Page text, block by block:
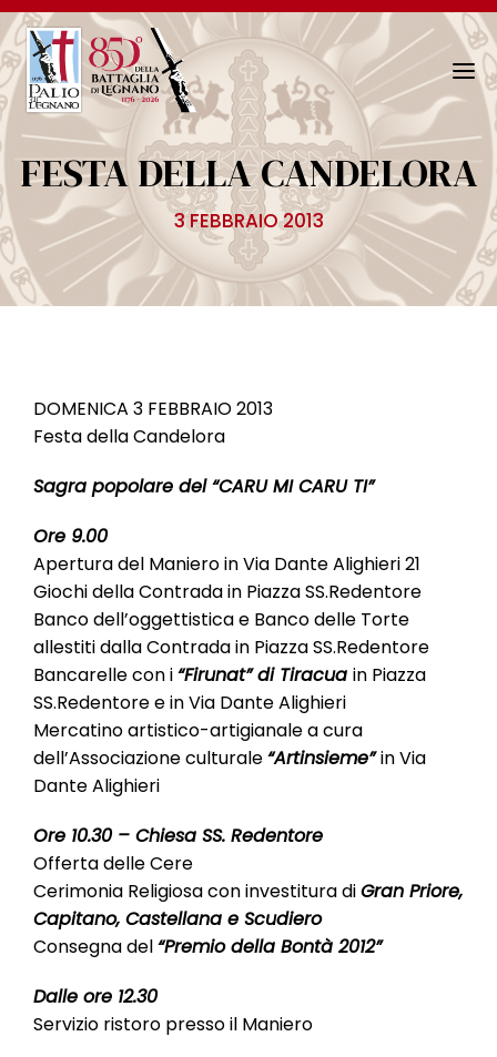
N
v
g
z
i
o
FESTA DELLA CANDELORA
3 FEBBRAIO 2013
DOMENICA 3 FEBBRAIO 2013
Festa della Candelora
Sagra popolare del “CARU MI CARU TI”
Ore 9.00
Apertura del Maniero in Via Dante Alighieri 21
Giochi della Contrada in Piazza SS.Redentore
Banco dell’oggettistica e Banco delle Torte
allestiti dalla Contrada in Piazza SS.Redentore
Bancarelle con i“Firunat” di Tiracua in Piazza
SS.Redentore e in Via Dante Alighieri
Mercatino artistico-artigianale a cura
dell’Associazione culturale“Artinsieme”in Via
Dante Alighieri
Ore 10.30 – Chiesa SS. Redentore
Offerta delle Cere
Cerimonia Religiosa con investitura diGran Priore,
Capitano, Castellana e Scudiero
Consegna del“Premio della Bontà 2012”
Dalle ore 12.30
Servizio ristoro presso il Maniero